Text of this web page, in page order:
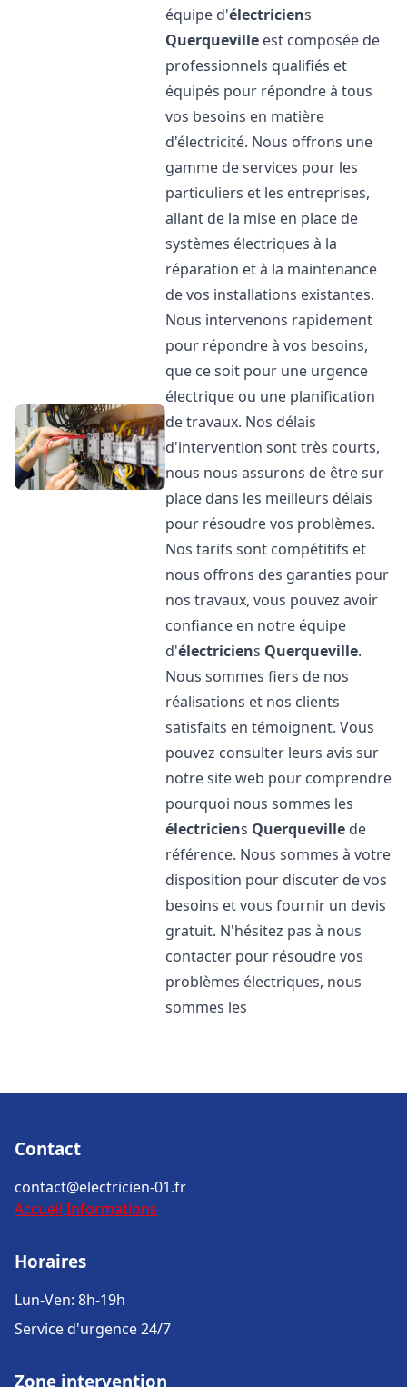
équipe d'électriciens
Querqueville est composée de
professionnels qualifiés et
équipés pour répondre à tous
vos besoins en matière
d'électricité. Nous offrons une
gamme de services pour les
particuliers et les entreprises,
allant de la mise en place de
systèmes électriques à la
réparation et à la maintenance
de vos installations existantes.
Nous intervenons rapidement
pour répondre à vos besoins,
que ce soit pour une urgence
électrique ou une planification
de travaux. Nos délais
d'intervention sont très courts,
nous nous assurons de être sur
place dans les meilleurs délais
pour résoudre vos problèmes.
Nos tarifs sont compétitifs et
nous offrons des garanties pour
nos travaux, vous pouvez avoir
confiance en notre équipe
d'électriciens Querqueville.
Nous sommes fiers de nos
réalisations et nos clients
satisfaits en témoignent. Vous
pouvez consulter leurs avis sur
notre site web pour comprendre
pourquoi nous sommes les
électriciens Querqueville de
référence. Nous sommes à votre
disposition pour discuter de vos
besoins et vous fournir un devis
gratuit. N'hésitez pas à nous
contacter pour résoudre vos
problèmes électriques, nous
sommes les
Contact
contact@electricien-01.fr
Accueil Informations
Horaires
Lun-Ven: 8h-19h
Service d'urgence 24/7
Zone intervention